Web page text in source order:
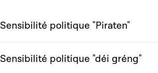
Sensibilité politique "Piraten"
Sensibilité politique "déi gréng"